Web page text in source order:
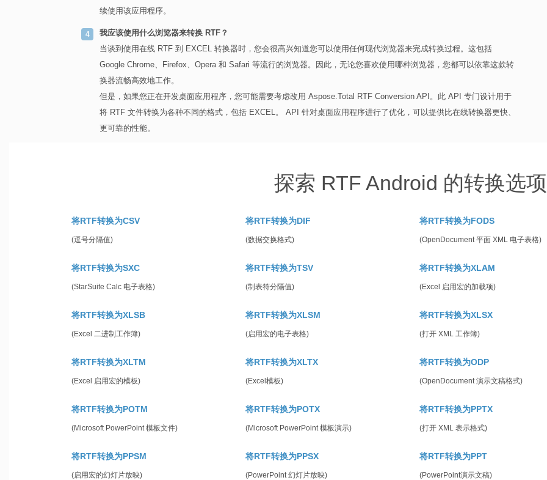
续使用该应用程序。
我应该使用什么浏览器来转换 RTF？
当谈到使用在线 RTF 到 EXCEL 转换器时，您会很高兴知道您可以使用任何现代浏览器来完成转换过程。这包括
Google Chrome、Firefox、Opera 和 Safari 等流行的浏览器。因此，无论您喜欢使用哪种浏览器，您都可以依靠这款转
换器流畅高效地工作。
但是，如果您正在开发桌面应用程序，您可能需要考虑改用 Aspose.Total RTF Conversion API。此 API 专门设计用于
将 RTF 文件转换为各种不同的格式，包括 EXCEL。 API 针对桌面应用程序进行了优化，可以提供比在线转换器更快、
更可靠的性能。
探索 RTF Android 的转换选项
将RTF转换为CSV
(逗号分隔值)
将RTF转换为DIF
(数据交换格式)
将RTF转换为FODS
(OpenDocument 平面 XML 电子表格)
将RTF转换为SXC
(StarSuite Calc 电子表格)
将RTF转换为TSV
(制表符分隔值)
将RTF转换为XLAM
(Excel 启用宏的加载项)
将RTF转换为XLSB
(Excel 二进制工作簿)
将RTF转换为XLSM
(启用宏的电子表格)
将RTF转换为XLSX
(打开 XML 工作簿)
将RTF转换为XLTM
(Excel 启用宏的模板)
将RTF转换为XLTX
(Excel模板)
将RTF转换为ODP
(OpenDocument 演示文稿格式)
将RTF转换为POTM
(Microsoft PowerPoint 模板文件)
将RTF转换为POTX
(Microsoft PowerPoint 模板演示)
将RTF转换为PPTX
(打开 XML 表示格式)
将RTF转换为PPSM
(启用宏的幻灯片放映)
将RTF转换为PPSX
(PowerPoint 幻灯片放映)
将RTF转换为PPT
(PowerPoint演示文稿)